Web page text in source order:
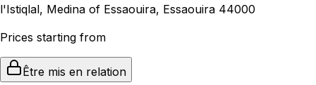
l'Istiqlal, Medina of Essaouira, Essaouira 44000
Prices starting from
Être mis en relation